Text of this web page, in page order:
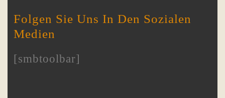
Folgen Sie Uns In Den Sozialen
Medien
[smbtoolbar]